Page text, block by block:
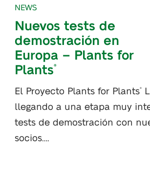
NEWS
Nuevos tests de
demostración en
Europa – Plants for
Plants®
El Proyecto Plants for Plants®
llegando a una etapa muy
tests de demostración con
socios….